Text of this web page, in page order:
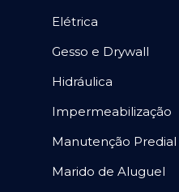
Elétrica
Gesso e Drywall
Hidráulica
Impermeabilização
Manutenção Predial
Marido de Aluguel